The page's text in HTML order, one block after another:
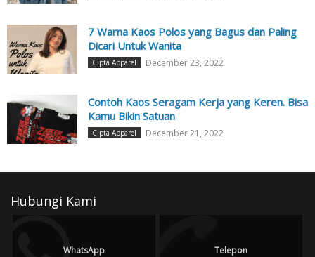
7 Warna Kaos Polos yang Bagus dan Paling
Dicari Untuk Wanita
Cipta Apparel December 23, 2022
Contoh Kaos Seragam Kerja yang Keren. Bisa
Kamu Bikin Satuan
Cipta Apparel December 21, 2022
Hubungi Kami
WhatsApp Telepon